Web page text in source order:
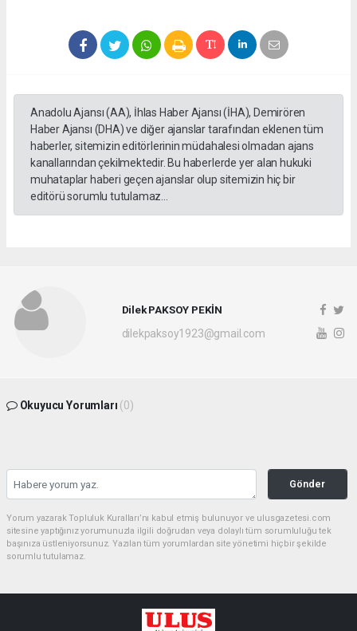
Anadolu Ajansı (AA), İhlas Haber Ajansı (İHA), Demirören
Haber Ajansı (DHA) ve diğer ajanslar tarafından eklenen tüm
haberler, sitemizin editörlerinin müdahalesi olmadan ajans
kanallarından çekilmektedir. Bu haberlerde yer alan hukuki
muhataplar haberi geçen ajanslar olup sitemizin hiç bir
editörü sorumlu tutulamaz...
Dilek PAKSOY PEKİN
dilekpaksoy1923@gmail.com
Okuyucu Yorumları (0)
Gönder
Yorum yazarak Topluluk Kuralları’nı kabul etmiş bulunuyor ve ulusgazetesi.com
sitesine yaptığınız yorumunuzla ilgili doğrudan veya dolaylı tüm sorumluluğu tek
başınıza üstleniyorsunuz. Yazılan tüm yorumlardan site yönetimi hiçbir şekilde
sorumlu tutulamaz.